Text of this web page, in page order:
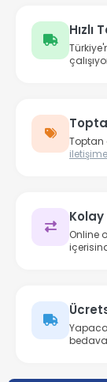
Hızlı
Toptan
Online